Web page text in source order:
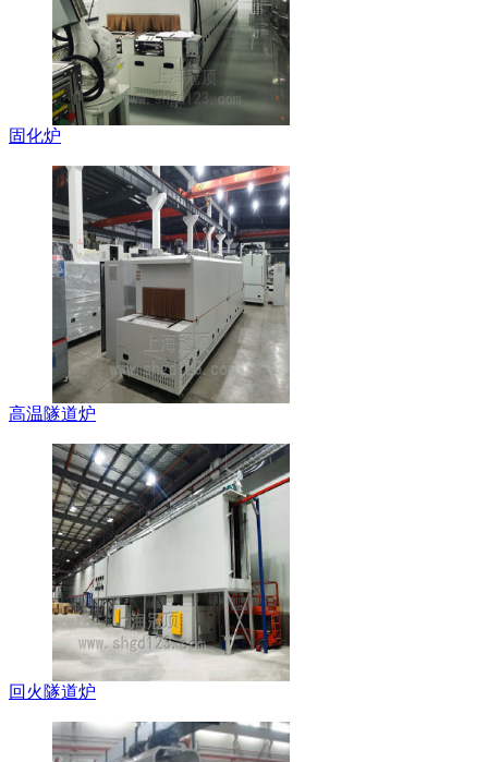
固化炉
高温隧道炉
回火隧道炉